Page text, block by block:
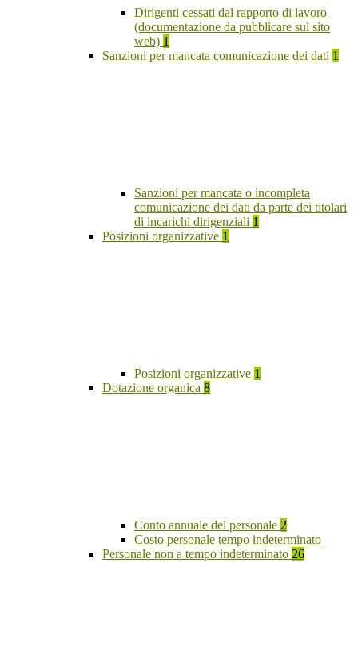
Dirigenti cessati dal rapporto di lavoro
(documentazione da pubblicare sul sito
web) 1
Sanzioni per mancata comunicazione dei dati 1
Sanzioni per mancata o incompleta
comunicazione dei dati da parte dei titolari
di incarichi dirigenziali 1
Posizioni organizzative 1
Posizioni organizzative 1
Dotazione organica 8
Conto annuale del personale 2
Costo personale tempo indeterminato
Personale non a tempo indeterminato 26